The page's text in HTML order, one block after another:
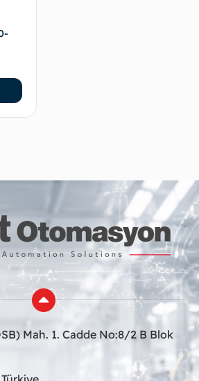
Mah. 1. Cadde No:8/2 B Blok